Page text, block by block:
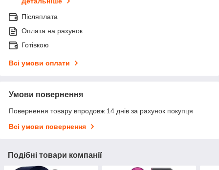
Післяплата
Оплата на рахунок
Готівкою
Всі умови оплати
Умови повернення
Повернення товару впродовж 14 днів за рахунок покупця
Всі умови повернення
Подібні товари компанії